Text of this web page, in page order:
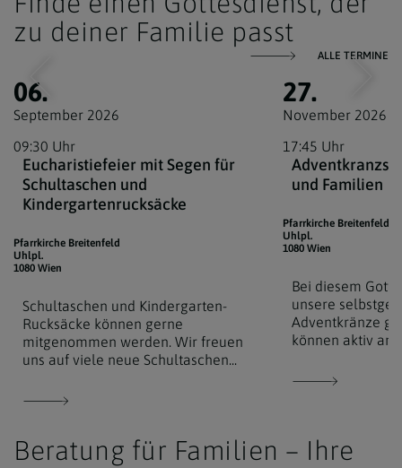
zu deiner Familie passt
ALLE TERMINE
06.
September 2026
09:30 Uhr
Eucharistiefeier mit Segen für
Schultaschen und
Kindergartenrucksäcke
Pfarrkirche Breitenfeld
Uhlpl.
1080 Wien
Schultaschen und Kindergarten-
Rucksäcke können gerne
mitgenommen werden. Wir freuen
uns auf viele neue Schultaschen...
27.
November 2026
17:45 Uhr
und Familien
Pfarrkirche Breitenfeld
Uhlpl.
1080 Wien
Bei diesem
unsere
Adventkränze
können aktiv am
Beratung für Familien – Ihre